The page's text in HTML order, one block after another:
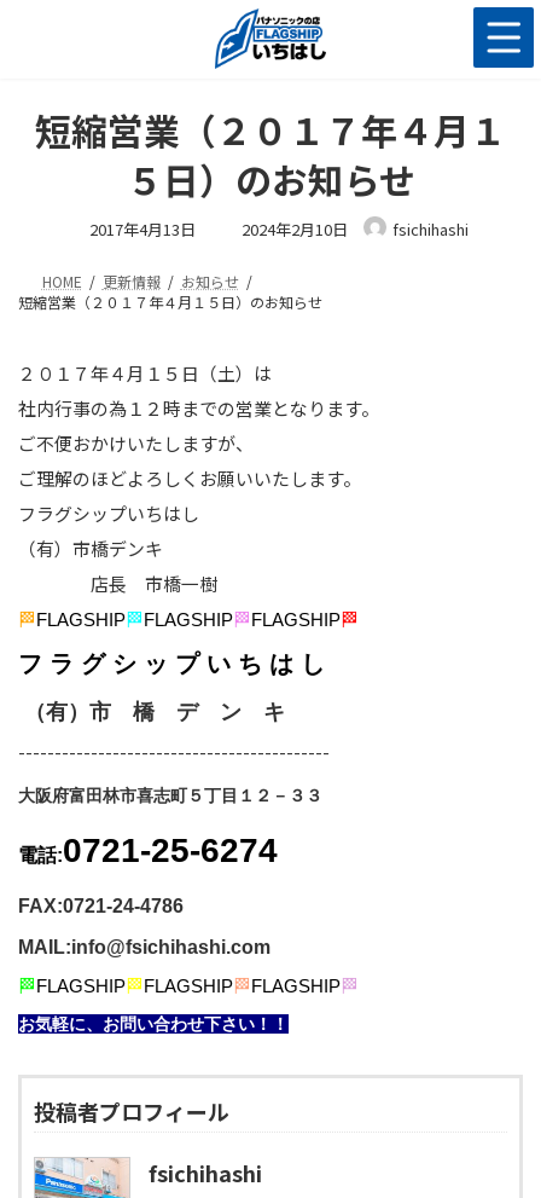
短縮営業（２０１７年４月１
５日）のお知らせ
2017年4月13日 最
終
日
時
2024年2月10日 fsichihashi
HOME 更新情報
お知らせ
短縮営業（２０１７年４月１５日）のお知らせ
２０１７年４月１５日（土）は
社内行事の為１２時までの営業となります。
ご不便おかけいたしますが、
ご理解のほどよろしくお願いいたします。
フラグシップいちはし
（有）市橋デンキ
店長 市橋一樹
🏁 FLAGSHIP🏁 FLAGSHIP🏁 FLAGSHIP🏁
フ ラ グ シ ッ プ い ち は し
（有）市 橋 デ ン キ
-------------------------------------------
大阪府富田林市喜志町５丁目１２－３３
電話:0721-25-6274
FAX:0721-24-4786
MAIL:info@fsichihashi.com
🏁 FLAGSHIP🏁 FLAGSHIP🏁 FLAGSHIP🏁
お気軽に、お問い合わせ下さい！！
投稿者プロフィール
fsichihashi